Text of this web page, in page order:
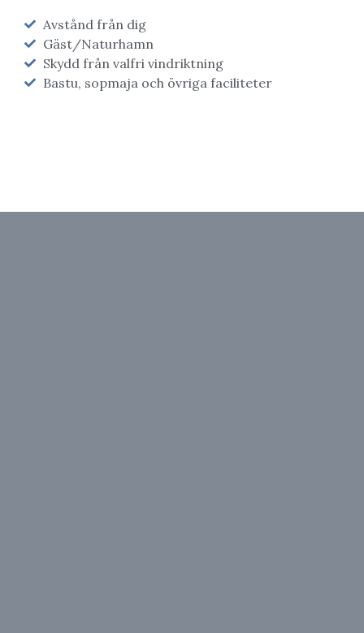
Avstånd från dig
Gäst/Naturhamn
Skydd från valfri vindriktning
Bastu, sopmaja och övriga faciliteter